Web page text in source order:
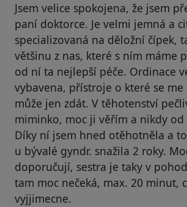
Jsem velice spokojena, že jsem
paní doktorce. Je velmi jemná a
specializovaná na děložní čípek,
většinu z nas, které s ním máme
od ní ta nejlepší péče. Ordinace
vybavena, přístroje o které se me
může jen zdát. V těhotenství
miminko, moc ji věřím a nikdy
Díky ní jsem hned otěhotněla a
u bývalé gyndr. snažila 2 roky.
doporučují, sestra je taky v
tam moc nečeká, max. 20 minut,
vyjjimecne.